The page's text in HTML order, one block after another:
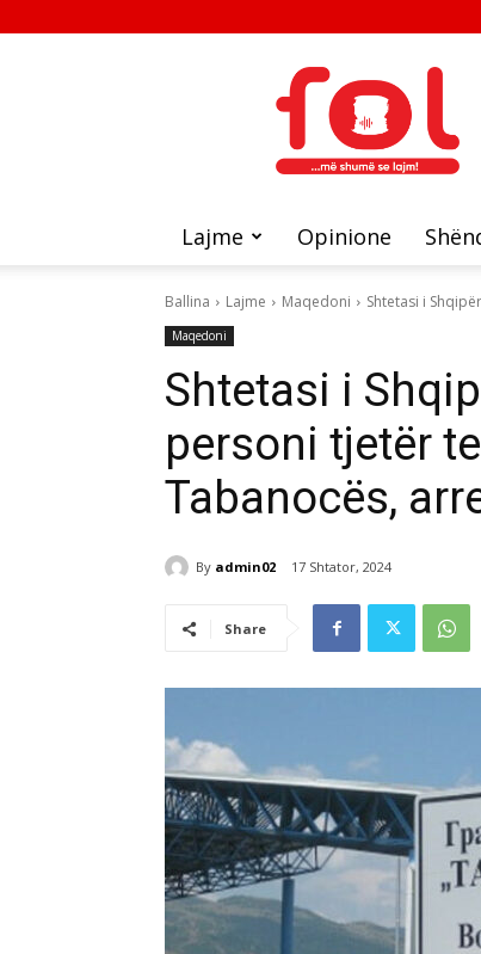
FOL
Lajme Opinione
Ballina Lajme Maqedoni Shtetasi i
Maqedoni
Shtetasi i
personi tjetër
Tabanocës,
By admin02 17 Shtator, 2024
Share